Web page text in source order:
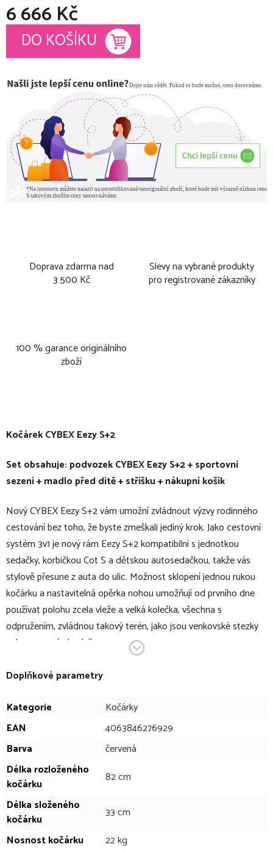
6 666 Kč
Měrná cena:
DO KOŠÍKU
Doprava zdarma nad
3 500 Kč
Slevy na vybrané produkty
pro registrované zákazníky
100 % garance originálního
zboží
Kočárek CYBEX Eezy S+2
Set obsahuje: podvozek CYBEX Eezy S+2 + sportovní
sezení + madlo před dítě + stříšku + nákupní košík
Nový CYBEX Eezy S+2 vám umožní zvládnout výzvy rodinného
cestování bez toho, že byste zmeškali jediný krok. Jako cestovní
systém 3v1 je nový rám Eezy S+2 kompatibilní s jednotkou
sedačky, korbičkou Cot S a dětskou autosedačkou, takže vás
stylově přesune z auta do ulic. Možnost sklopení jednou rukou
kočárku a nastavitelná opěrka nohou umožňují od prvního dne
používat polohu zcela vleže a velká kolečka, všechna s
odpružením, zvládnou takový terén, jako jsou venkovské stezky
nebo nerovný chodník.
V bodech:
sportovní kočárek vhodný pro děti od narození
vhodný do každého terénu
nízká hmotnost a snadná ovladatelnost
kromě standardního sportovního sezení je podvozek
kompatibilní s korbičkou Cot S, dětskou autosedačkou a
vložnou taškou Cocoon S
velká odpružená kola
Doplňkové parametry
Kategorie
Kočárky
EAN
4063846276929
Barva
červená
Délka rozloženého
kočárku
82 cm
Délka složeného
kočárku
33 cm
Nosnost kočárku
22 kg